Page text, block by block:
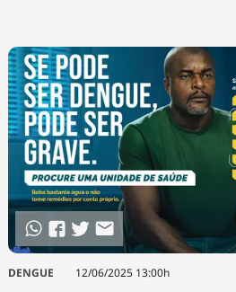
DENGUE 12/06/2025 13:00h